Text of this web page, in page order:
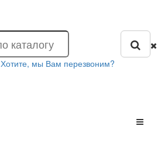
Хотите, мы Вам перезвоним?